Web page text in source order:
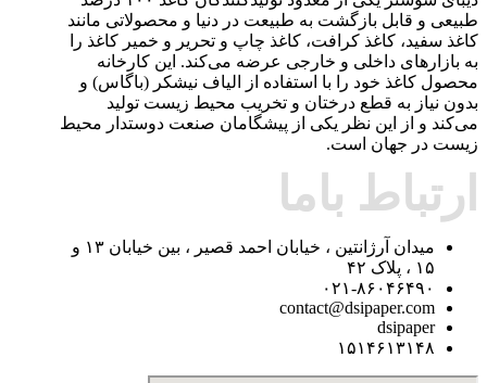
طبیعی و قابل بازگشت به طبیعت در دنیا و محصولاتی مانند
کاغذ سفید، کاغذ کرافت، کاغذ چاپ و تحریر و خمیر کاغذ را
به بازارهای داخلی و خارجی عرضه می‌کند. این کارخانه
محصول کاغذ خود را با استفاده از الیاف نیشکر (باگاس) و
بدون نیاز به قطع درختان و تخریب محیط زیست تولید
می‌کند و از این نظر یکی از پیشگامان صنعت دوستدار محیط
زیست در جهان است.
ارتباط باما
میدان آرژانتین ، خیابان احمد قصیر ، بین خیابان ۱۳ و
۱۵ ، پلاک ۴۲
۰۲۱-۸۶۰۴۶۴۹۰
contact@dsipaper.com
dsipaper
۱۵۱۴۶۱۳۱۴۸